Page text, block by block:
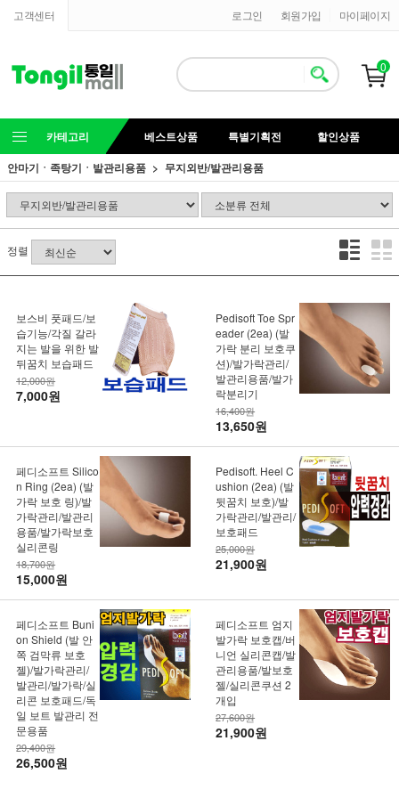
고객센터 마이페이지
회원가입
로그인
0
카테고리 베스트상품 특별기획전
할인상품
안마기ㆍ족탕기ㆍ발관리용품
무지외반/발관리용품
정렬
보스비 풋패드/보
습기능/각질 갈라
지는 발을 위한 발
뒤꿈치 보습패드
12,000원
7,000원
Pedisoft Toe Spr
eader (2ea) (발
가락 분리 보호쿠
션)/발가락관리/
발관리용품/발가
락분리기
16,400원
13,650원
페디소프트 Silico
n Ring (2ea) (발
가락 보호 링)/발
가락관리/발관리
용품/발가락보호
실리콘링
18,700원
15,000원
Pedisoft. Heel C
ushion (2ea) (발
뒷꿈치 보호)/발
가락관리/발관리/
보호패드
25,000원
21,900원
페디소프트 Buni
on Shield (발 안
쪽 검막류 보호
젤)/발가락관리/
발관리/발가락/실
리콘 보호패드/독
일 보트 발관리 전
문용품
29,400원
26,500원
페디소프트 엄지
발가락 보호캡/버
니언 실리콘캡/발
관리용품/발보호
젤/실리콘쿠션 2
개입
27,600원
21,900원